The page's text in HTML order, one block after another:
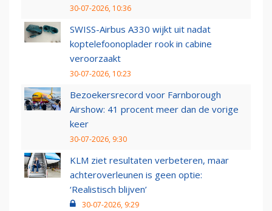
30-07-2026, 10:36
SWISS-Airbus A330 wijkt uit nadat
koptelefoonoplader rook in cabine
veroorzaakt
30-07-2026, 10:23
Bezoekersrecord voor Farnborough
Airshow: 41 procent meer dan de vorige
keer
30-07-2026, 9:30
KLM ziet resultaten verbeteren, maar
achteroverleunen is geen optie:
‘Realistisch blijven’
30-07-2026, 9:29